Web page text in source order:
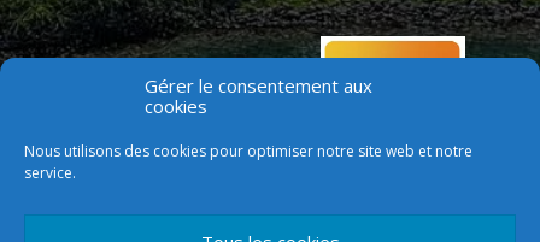
Gérer le consentement aux
cookies
Nous utilisons des cookies pour optimiser notre site web et notre
service.